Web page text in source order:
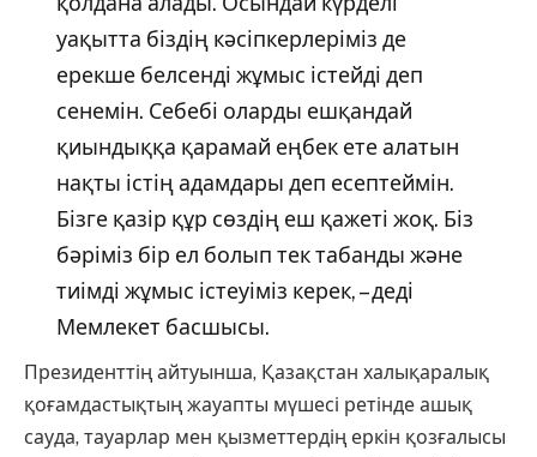
уақытта біздің кәсіпкерлеріміз де
ерекше белсенді жұмыс істейді деп
сенемін. Себебі оларды ешқандай
қиындыққа қарамай еңбек ете алатын
нақты істің адамдары деп есептеймін.
Бізге қазір құр сөздің еш қажеті жоқ. Біз
бәріміз бір ел болып тек табанды және
тиімді жұмыс істеуіміз керек, – деді
Мемлекет басшысы.
Президенттің айтуынша, Қазақстан халықаралық
қоғамдастықтың жауапты мүшесі ретінде ашық
сауда, тауарлар мен қызметтердің еркін қозғалысы